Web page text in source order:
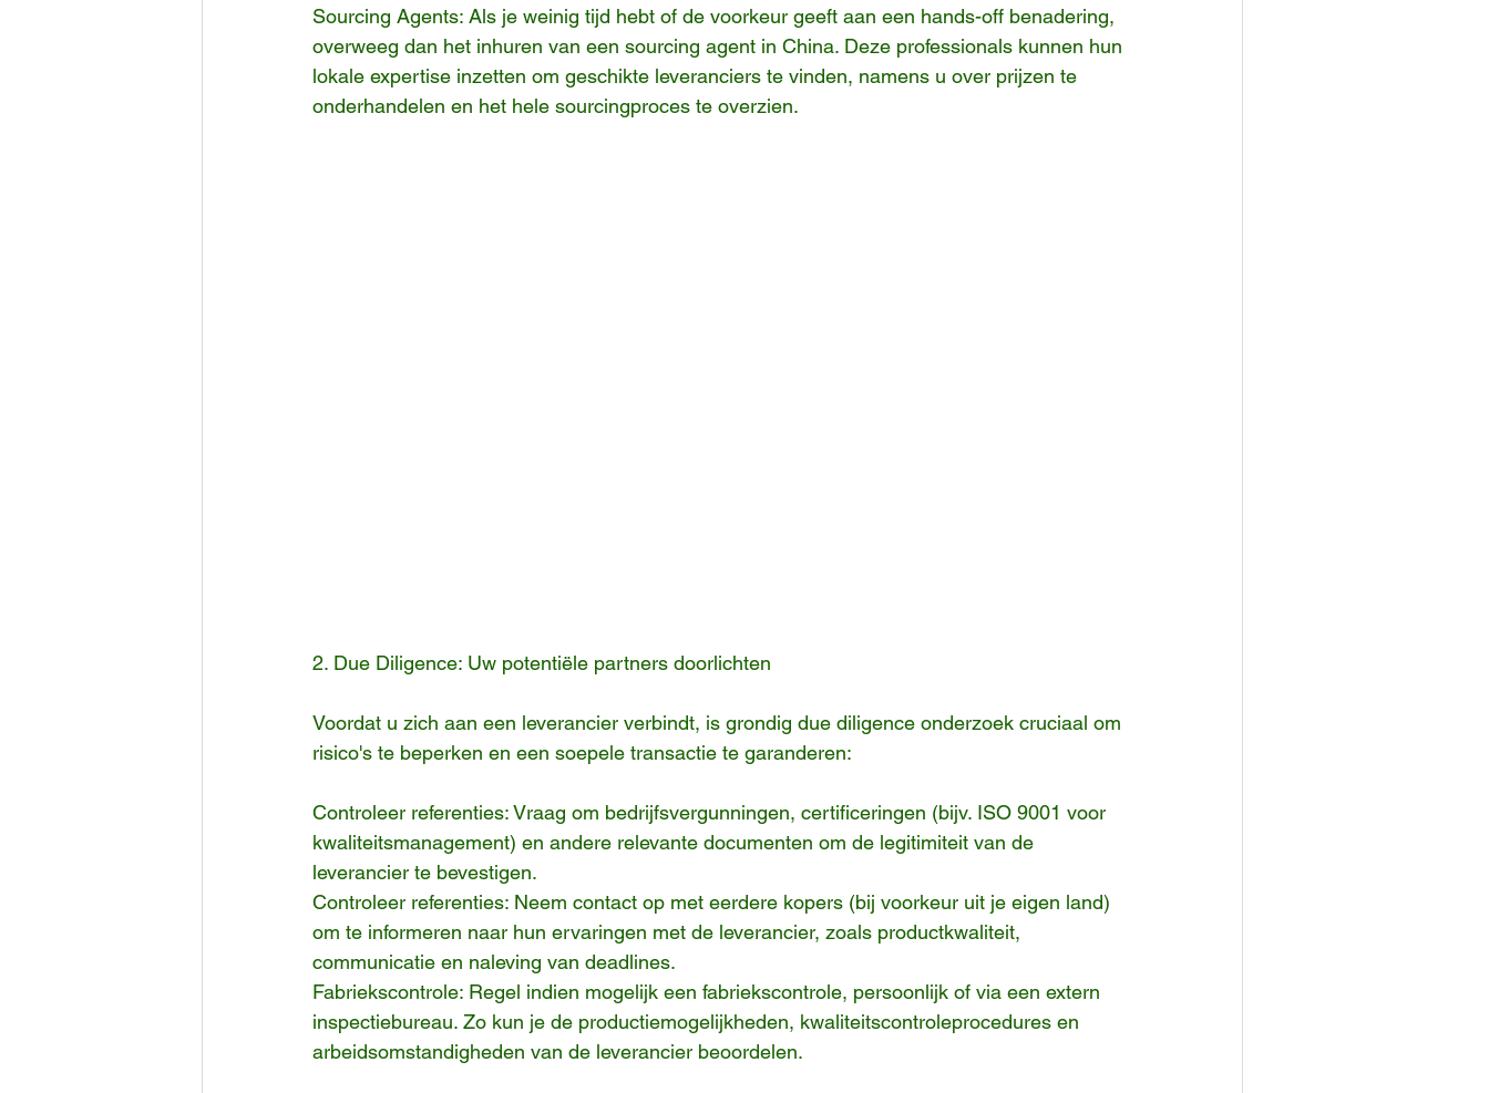
Sourcing Agents: Als je weinig tijd hebt of de voorkeur geeft aan een hands-off benadering,
overweeg dan het inhuren van een sourcing agent in China. Deze professionals kunnen hun
lokale expertise inzetten om geschikte leveranciers te vinden, namens u over prijzen te
onderhandelen en het hele sourcingproces te overzien.
2. Due Diligence: Uw potentiële partners doorlichten
Voordat u zich aan een leverancier verbindt, is grondig due diligence onderzoek cruciaal om
risico's te beperken en een soepele transactie te garanderen:
Controleer referenties: Vraag om bedrijfsvergunningen, certificeringen (bijv. ISO 9001 voor
kwaliteitsmanagement) en andere relevante documenten om de legitimiteit van de
leverancier te bevestigen.
Controleer referenties: Neem contact op met eerdere kopers (bij voorkeur uit je eigen land)
om te informeren naar hun ervaringen met de leverancier, zoals productkwaliteit,
communicatie en naleving van deadlines.
Fabriekscontrole: Regel indien mogelijk een fabriekscontrole, persoonlijk of via een extern
inspectiebureau. Zo kun je de productiemogelijkheden, kwaliteitscontroleprocedures en
arbeidsomstandigheden van de leverancier beoordelen.